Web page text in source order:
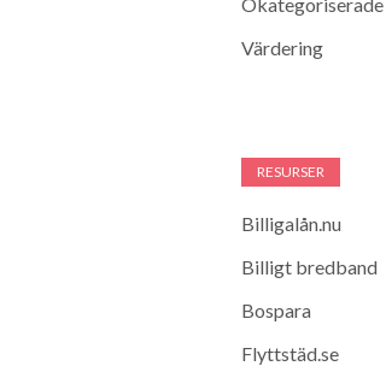
Värdering
RESURSER
Billigalån.nu
Billigt bredband
Bospara
Flyttstäd.se